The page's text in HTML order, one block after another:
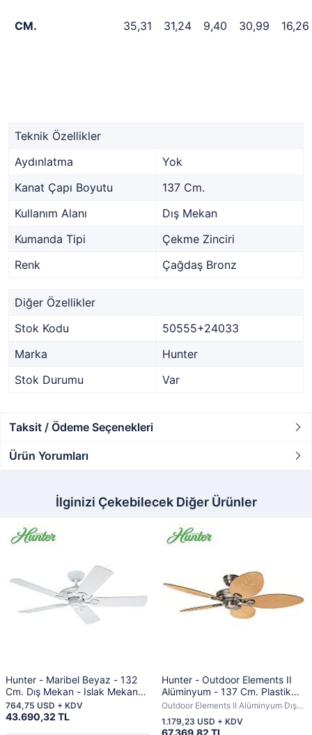
CM. 35,31 31,24 9,40 30,99 16,26
Teknik Özellikler
Aydınlatma
Yok
Kanat Çapı Boyutu
137 Cm.
Kullanım Alanı
Dış Mekan
Kumanda Tipi
Çekme Zinciri
Renk
Çağdaş Bronz
Diğer Özellikler
Stok Kodu
50555+24033
Marka
Hunter
Stok Durumu
Var
Taksit / Ödeme Seçenekleri
Ürün Yorumları
İlginizi Çekebilecek Diğer Ürünler
Hunter - Maribel Beyaz - 132
Cm. Dış Mekan - Islak Mekan
Tavan Vantilatörü
43.690,32 TL
764,75 USD + KDV
Hunter - Outdoor Elements II
Alüminyum - 137 Cm. Plastik
Yaprak Desenli Kanatlı Dış
Outdoor Elements II Alüminyum Dış
Mekan
67.369,82 TL
1.179,23 USD + KDV